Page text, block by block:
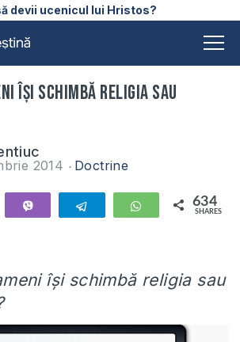
devii ucenicul lui Hristos?
îşi schimbă religia sau
2014 Doctrine
Telegram WhatsApp
634
SHARES
îşi schimbă religia sau